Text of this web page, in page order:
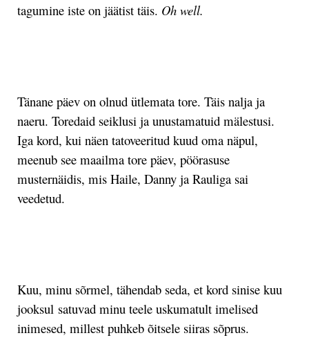
tagumine iste on jäätist täis. Oh well.
Tänane päev on olnud ütlemata tore. Täis nalja ja
naeru. Toredaid seiklusi ja unustamatuid mälestusi.
Iga kord, kui näen tatoveeritud kuud oma näpul,
meenub see maailma tore päev, pöörasuse
musternäidis, mis Haile, Danny ja Rauliga sai
veedetud.
Kuu, minu sõrmel, tähendab seda, et kord sinise kuu
jooksul satuvad minu teele uskumatult imelised
inimesed, millest puhkeb õitsele siiras sõprus.